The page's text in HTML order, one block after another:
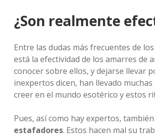
¿Son realmente
Entre las dudas más frecuentes de
está la efectividad de los amarres de
conocer sobre ellos, y dejarse llevar
inexpertos dicen, han llevado
creer en el mundo esotérico y estos
Pues, así como hay expertos,
estafadores. Estos hacen mal su